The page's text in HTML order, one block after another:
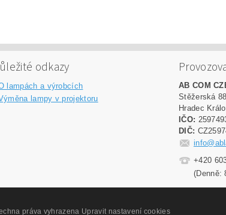
odkazy
lampách a výrobcích
lampy v projektoru
AB COM
Stěžerská
Hradec
IČO:
DIČ:
+420
(Denně:
práva vyhrazena Upravit nastavení cookies